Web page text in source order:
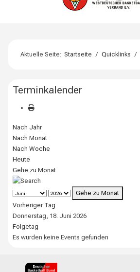
Aktuelle Seite:Startseite Quicklinks
Terminkalender
Nach Jahr
Nach Monat
Nach Woche
Heute
Gehe zu Monat
Gehe zu Monat
Vorheriger Tag
Donnerstag, 18. Juni 2026
Folgetag
Es wurden keine Events gefunden